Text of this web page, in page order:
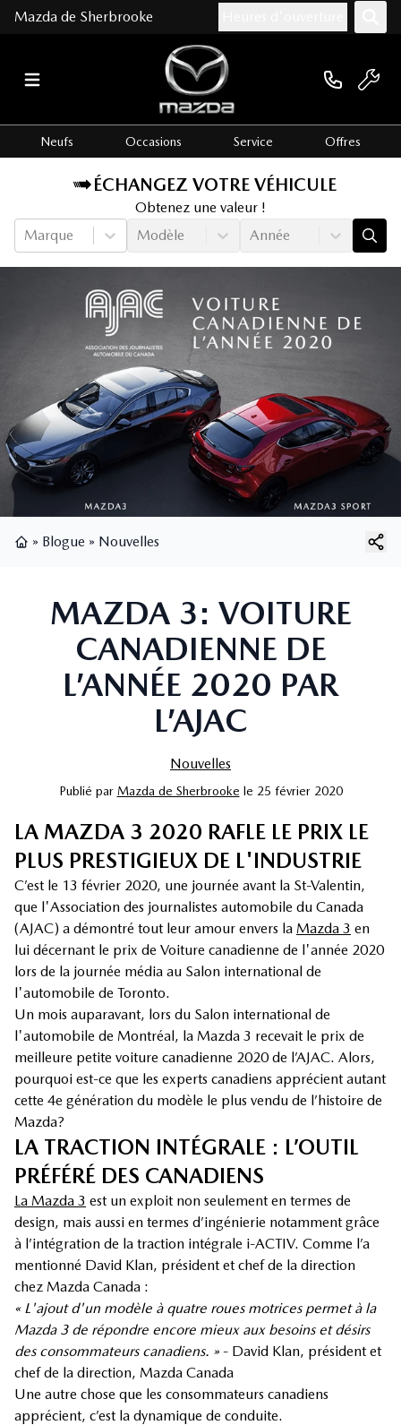
Mazda de Sherbrooke
Neufs Occasions Service Offres
ÉCHANGEZ VOTRE VÉHICULE
Obtenez une valeur !
Marque
Modèle Année
» Blogue » Nouvelles
MAZDA 3: VOITURE
CANADIENNE DE
L’ANNÉE 2020 PAR
L’AJAC
Nouvelles
Publié par Mazda de Sherbrooke le 25 février 2020
LA MAZDA 3 2020 RAFLE LE PRIX LE
PLUS PRESTIGIEUX DE L'INDUSTRIE
C’est le 13 février 2020, une journée avant la St-Valentin,
que l'Association des journalistes automobile du Canada
(AJAC) a démontré tout leur amour envers la Mazda 3 en
lui décernant le prix de Voiture canadienne de l'année 2020
lors de la journée média au Salon international de
l'automobile de Toronto.
Un mois auparavant, lors du Salon international de
l'automobile de Montréal, la Mazda 3 recevait le prix de
meilleure petite voiture canadienne 2020 de l’AJAC. Alors,
pourquoi est-ce que les experts canadiens apprécient autant
cette 4e génération du modèle le plus vendu de l’histoire de
Mazda?
LA TRACTION INTÉGRALE : L’OUTIL
PRÉFÉRÉ DES CANADIENS
La Mazda 3 est un exploit non seulement en termes de
design, mais aussi en termes d’ingénierie notamment grâce
à l’intégration de la traction intégrale i-ACTIV. Comme l’a
mentionné David Klan, président et chef de la direction
chez Mazda Canada :
« L'ajout d'un modèle à quatre roues motrices permet à la
Mazda 3 de répondre encore mieux aux besoins et désirs
des consommateurs canadiens. » - David Klan, président et
chef de la direction, Mazda Canada
Une autre chose que les consommateurs canadiens
apprécient, c’est la dynamique de conduite.